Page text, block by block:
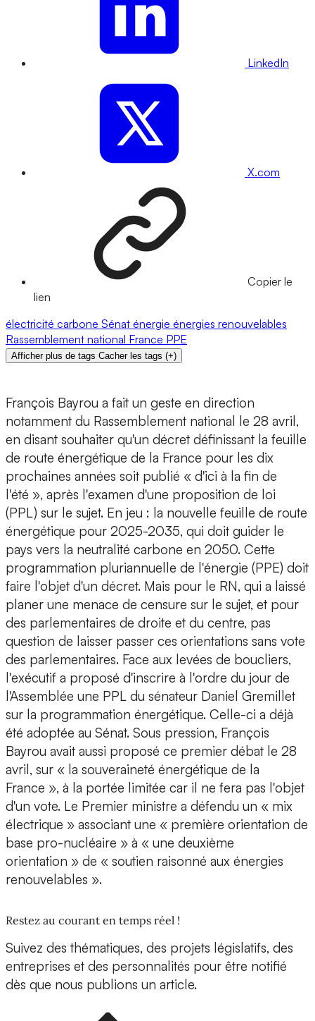
LinkedIn
X.com
Copier le
lien
électricité carbone Sénat énergie énergies renouvelables
Rassemblement national France PPE
Afficher plus de tags Cacher les tags (+)
François Bayrou a fait un geste en direction
notamment du Rassemblement national le 28 avril,
en disant souhaiter qu'un décret définissant la feuille
de route énergétique de la France pour les dix
prochaines années soit publié « d'ici à la fin de
l'été », après l'examen d'une proposition de loi
(PPL) sur le sujet. En jeu : la nouvelle feuille de route
énergétique pour 2025-2035, qui doit guider le
pays vers la neutralité carbone en 2050. Cette
programmation pluriannuelle de l'énergie (PPE) doit
faire l'objet d'un décret. Mais pour le RN, qui a laissé
planer une menace de censure sur le sujet, et pour
des parlementaires de droite et du centre, pas
question de laisser passer ces orientations sans vote
des parlementaires. Face aux levées de boucliers,
l'exécutif a proposé d'inscrire à l'ordre du jour de
l'Assemblée une PPL du sénateur Daniel Gremillet
sur la programmation énergétique. Celle-ci a déjà
été adoptée au Sénat. Sous pression, François
Bayrou avait aussi proposé ce premier débat le 28
avril, sur « la souveraineté énergétique de la
France », à la portée limitée car il ne fera pas l'objet
d'un vote. Le Premier ministre a défendu un « mix
électrique » associant une « première orientation de
base pro-nucléaire » à « une deuxième
orientation » de « soutien raisonné aux énergies
renouvelables ».
Restez au courant en temps réel !
Suivez des thématiques, des projets législatifs, des
entreprises et des personnalités pour être notifié
dès que nous publions un article.